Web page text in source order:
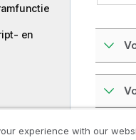
en
Zie ook:
experience with our